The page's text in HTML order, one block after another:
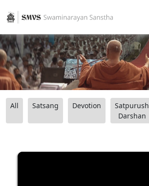
All Satsang Devotion
Satpurush
Darshan